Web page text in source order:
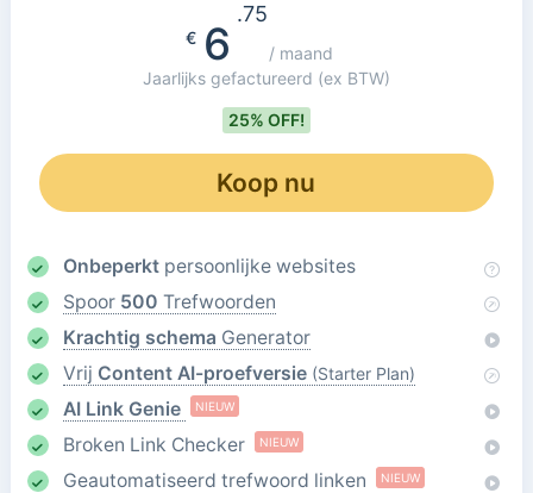
€6
.75
/ maand
Jaarlijks gefactureerd (ex BTW)
25% OFF!
Koop nu
Onbeperktpersoonlijke websites
Spoor 500 Trefwoorden
Krachtig schema Generator
Vrij Content AI-proefversie (Starter Plan)
AI Link Genie NIEUW
Broken Link Checker NIEUW
Geautomatiseerd trefwoord linken NIEUW